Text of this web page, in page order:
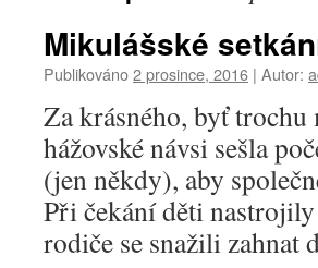
Mikulášské
Publikováno2 prosince, 2016 | Autor:
Za krásného, byť trochu
hážovské návsi sešla
(jen někdy), aby
Při čekání děti
rodiče se snažili zahnat